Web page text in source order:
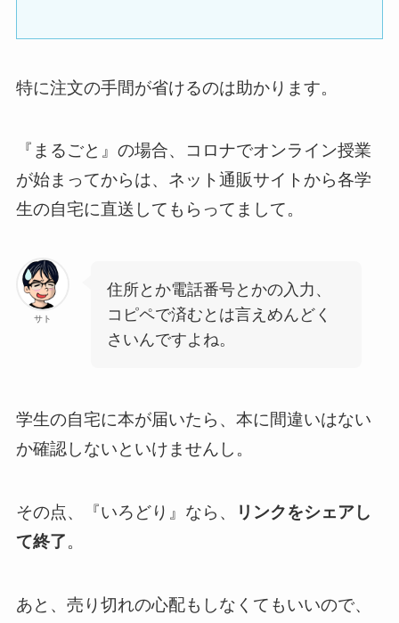
特に注文の手間が省けるのは助かります。
『まるごと』の場合、コロナでオンライン授業
が始まってからは、ネット通販サイトから各学
生の自宅に直送してもらってまして。
サト
住所とか電話番号とかの入力、
コピペで済むとは言えめんどく
さいんですよね。
学生の自宅に本が届いたら、本に間違いはない
か確認しないといけませんし。
その点、『いろどり』なら、
リンクをシェアし
て終了。
あと、売り切れの心配もしなくてもいいので、